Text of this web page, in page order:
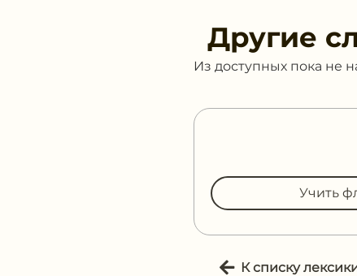
Другие
Из доступных пока не
Учить
К списку